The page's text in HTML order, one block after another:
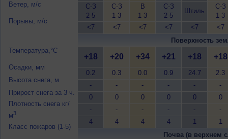
Ветер, м/с
Порывы, м/с
Температура,°C
Осадки, мм
Высота снега, м
Прирост снега за 3 ч.
Плотность снега кг/
м3
Класс пожаров (1-5)
С-З
2-5
<7
С-З
1-3
<7
В
1-3
<7
С-З
2-5
<7
Штиль
<7
С-З
1-3
<7
Поверхность
+18
0.2
-
0
-
4
+20
0.3
-
0
-
4
+34
0.0
-
0
-
4
+21
0.9
-
0
-
4
+18
24.7
-
0
-
1
+18
2.3
-
0
-
1
Почва (в верхнем